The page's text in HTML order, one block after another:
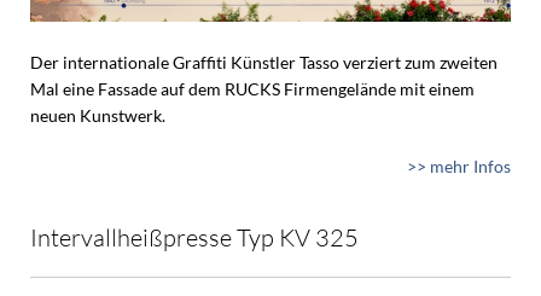
Der internationale Graffiti Künstler Tasso verziert zum zweiten
Mal eine Fassade auf dem RUCKS Firmengelände mit einem
neuen Kunstwerk.
>> mehr Infos
Intervallheißpresse Typ KV 325